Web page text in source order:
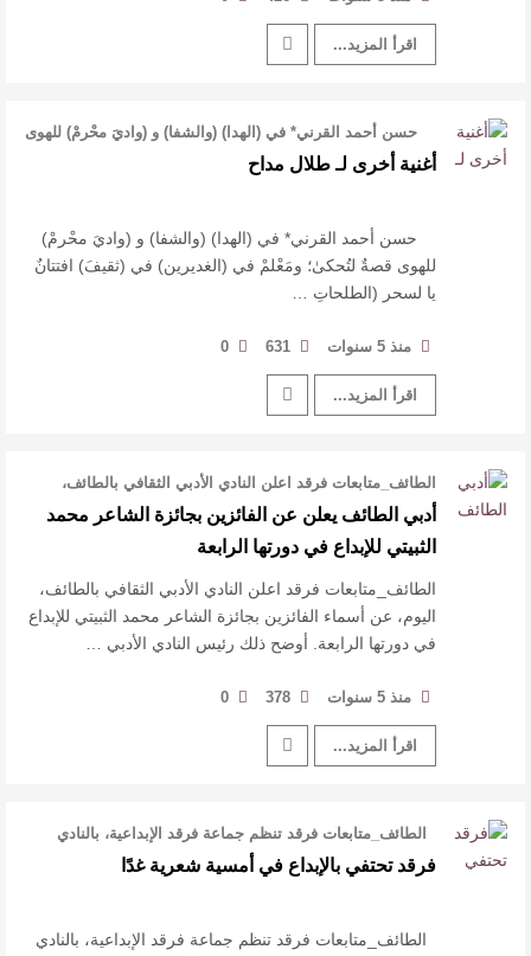
اقرأ المزيد...
حسن أحمد القرني* في (الهدا) (والشفا) و (واديَ محْرمْ) للهوى
قصةٌ ل …
أغنية أخرى لـ طلال مداح
حسن أحمد القرني* في (الهدا) (والشفا) و (واديَ محْرمْ)
للهوى قصةٌ لتُحكىٰ؛ ومَعْلمْ في (الغديرين) في (ثقيفَ) افتتانٌ
يا لسحر (الطلحاتِ …
منذ 5 سنوات 631
0
اقرأ المزيد...
الطائف_متابعات فرقد اعلن النادي الأدبي الثقافي بالطائف،
اليوم، عن أسماء الفائزين …
أدبي الطائف يعلن عن الفائزين بجائزة الشاعر محمد
الثبيتي للإبداع في دورتها الرابعة
الطائف_متابعات فرقد اعلن النادي الأدبي الثقافي بالطائف،
اليوم، عن أسماء الفائزين بجائزة الشاعر محمد الثبيتي للإبداع
في دورتها الرابعة. أوضح ذلك رئيس النادي الأدبي …
منذ 5 سنوات 378
0
اقرأ المزيد...
الطائف_متابعات فرقد تنظم جماعة فرقد الإبداعية، بالنادي
الأدبي الثقافي في …
فرقد تحتفي بالإبداع في أمسية شعرية غدًا
الطائف_متابعات فرقد تنظم جماعة فرقد الإبداعية، بالنادي